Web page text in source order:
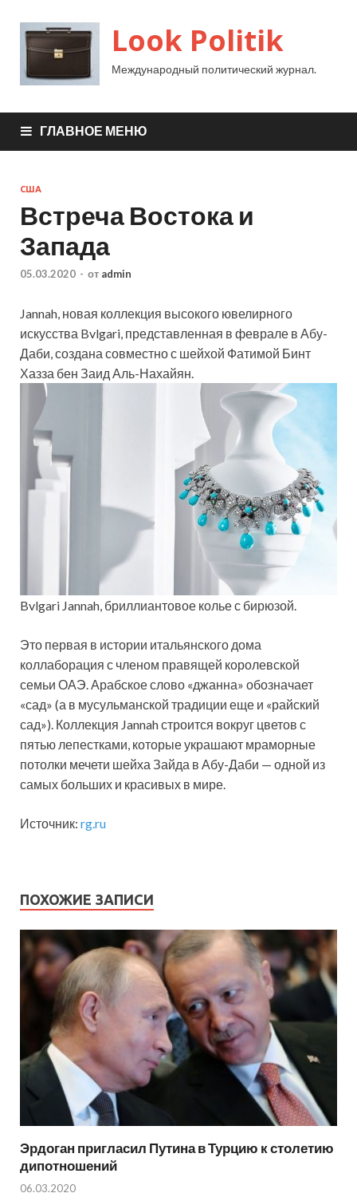
Look Politik
Международный политический журнал.
ГЛАВНОЕ МЕНЮ
США
Встреча Востока и
Запада
05.03.2020 - от admin
Jannah, новая коллекция высокого ювелирного
искусства Bvlgari, представленная в феврале в Абу-
Даби, создана совместно с шейхой Фатимой Бинт
Хазза бен Заид Аль-Нахайян.
Bvlgari Jannah, бриллиантовое колье с бирюзой.
Это первая в истории итальянского дома
коллаборация с членом правящей королевской
семьи ОАЭ. Арабское слово «джанна» обозначает
«сад» (а в мусульманской традиции еще и «райский
сад»). Коллекция Jannah строится вокруг цветов с
пятью лепестками, которые украшают мраморные
потолки мечети шейха Зайда в Абу-Даби — одной из
самых больших и красивых в мире.
Источник: rg.ru
ПОХОЖИЕ ЗАПИСИ
Эрдоган пригласил Путина в Турцию к столетию
дипотношений
06.03.2020